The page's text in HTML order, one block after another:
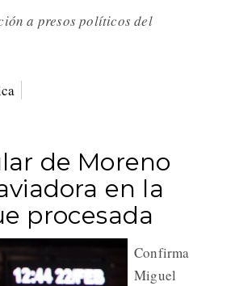
a presos políticos del
de Moreno
en la
procesada
Confirma
Miguel